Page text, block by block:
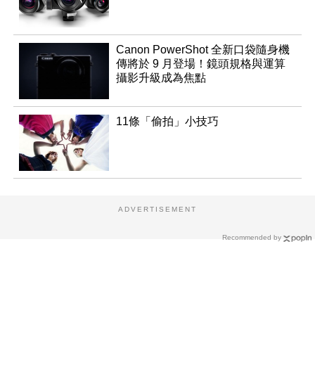
Canon PowerShot 全新口袋隨身機
傳將於 9 月登場！鏡頭規格與運算
攝影升級成為焦點
11條「偷拍」小技巧
Recommended by
ADVERTISEMENT